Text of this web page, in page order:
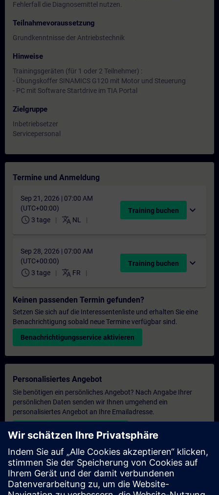
Fehlerfall die Diagnosemittel nutzen.
Teilnahmevoraussetzung
Grundkenntnisse der Antriebstechnik
Hinweise
Trainingsgeräten (für 1 oder 2 Teilnehmer) :
- Übungskoffer SINAMICS G120 mit Motor und Steuerung
- PC mit Software Startdrive im TIA Portal
Zielgruppe
Inbetriebsetzer
Servicepersonal
Termine und Anmeldung
Sep 21, 2026 | 07:00 AM
(UTC+00:00)
schedule 3 tage translate NL
Training buchen expand_more
Sep 28, 2026 | 07:00 AM
(UTC+00:00)
schedule 3 tage translate FR
Training buchen expand_more
Keinen passenden Termin gefunden?
Setzen Sie sich auf die Interessentenliste und erhalten Sie eine
Benachrichtigung sobald neue Termine verfügbar sind.
Benachrichtigungsservice aktivieren
Personalisiertes Angebot
Sie benötigen ein persönliches Angebot? Nach Angabe Ihrer
persönlichen Daten senden wir Ihnen umgehend ein
personalisiertes Angebot an Ihre Emailadresse.
Persönliches Angebot zusenden
Anfrage Exklusivtraining
Haben Sie Bedarf an einem höheren Schulungsangebot und
brauchen ein exklusives Training – entweder vor Ort bei Ihnen,